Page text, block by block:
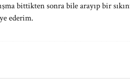
bittikten sonra bile arayıp bir
ederim.